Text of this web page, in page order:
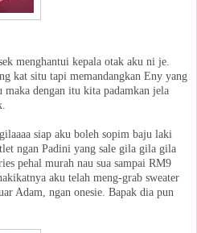
menghantui kepala otak aku ni je.
kat situ tapi memandangkan Eny yang
dengan itu kita padamkan jela
siap aku boleh sopim baju laki
ngan Padini yang sale gila gila gila
pehal murah nau sua sampai RM9
aku telah meng-grab sweater
Adam, ngan onesie. Bapak dia pun